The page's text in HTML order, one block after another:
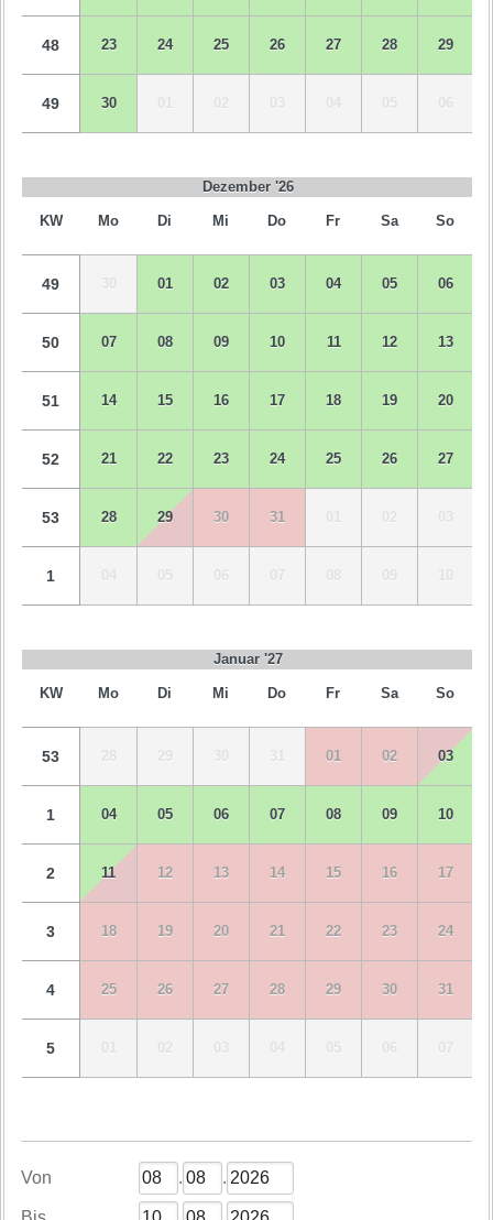
48 23 24 25 26 27 28 29
49 30 01 02 03 05 06
Dezember '26
KW Mo Di Mi Do Fr Sa So
49 30 01 02 03 04 05 06
50 07 08 09 10 11 12 13
51 14 15 16 17 18 19 20
52 21 22 23 24 25 26 27
53 28 29 30 31 01 02 03
1 05 06 09 10
Januar '27
KW Mo Di Mi Do Fr Sa So
53 28 29 30 31 01 02 03
1 04 05 06 07 08 09 10
2 11 12 13 14 15 16 17
3 18 19 20 21 22 23 24
4 25 26 27 28 29 30 31
5 01 02 03 05 06
Von . .